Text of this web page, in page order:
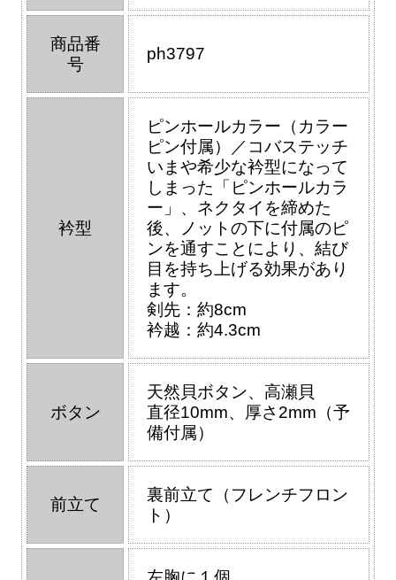
商品番
号
ph3797
衿型
ピンホールカラー（カラー
ピン付属）／コバステッチ
いまや希少な衿型になって
しまった「ピンホールカラ
ー」、ネクタイを締めた
後、ノットの下に付属のピ
ンを通すことにより、結び
目を持ち上げる効果があり
ます。
剣先：約8cm
衿越：約4.3cm
ボタン
天然貝ボタン、高瀬貝
直径10mm、厚さ2mm（予
備付属）
前立て
裏前立て（フレンチフロン
ト）